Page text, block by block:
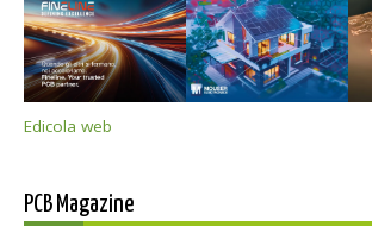
Edicola web
PCB Magazine